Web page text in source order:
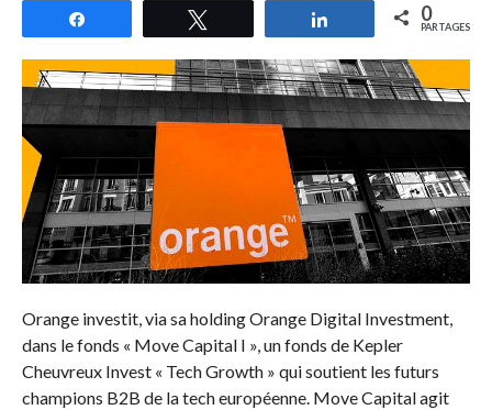
Partagez 0
PARTAGES
Orange investit, via sa holding Orange Digital Investment,
dans le fonds « Move Capital I », un fonds de Kepler
Cheuvreux Invest « Tech Growth » qui soutient les futurs
champions B2B de la tech européenne. Move Capital agit